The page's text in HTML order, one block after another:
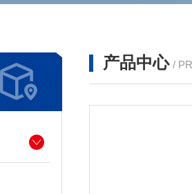
产品中心 /